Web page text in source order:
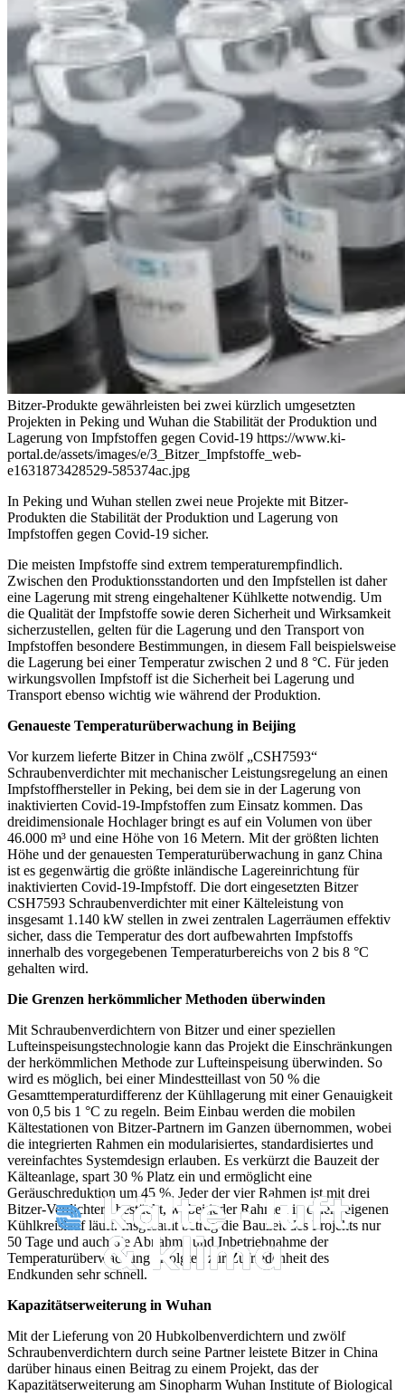
Bitzer-Produkte gewährleisten bei zwei kürzlich umgesetzten
Projekten in Peking und Wuhan die Stabilität der Produktion und
Lagerung von Impfstoffen gegen Covid-19 https://www.ki-
portal.de/assets/images/e/3_Bitzer_Impfstoffe_web-
e1631873428529-585374ac.jpg
In Peking und Wuhan stellen zwei neue Projekte mit Bitzer-
Produkten die Stabilität der Produktion und Lagerung von
Impfstoffen gegen Covid-19 sicher.
Die meisten Impfstoffe sind extrem temperaturempfindlich.
Zwischen den Produktionsstandorten und den Impfstellen ist daher
eine Lagerung mit streng eingehaltener Kühlkette notwendig. Um
die Qualität der Impfstoffe sowie deren Sicherheit und Wirksamkeit
sicherzustellen, gelten für die Lagerung und den Transport von
Impfstoffen besondere Bestimmungen, in diesem Fall beispielsweise
die Lagerung bei einer Temperatur zwischen 2 und 8 °C. Für jeden
wirkungsvollen Impfstoff ist die Sicherheit bei Lagerung und
Transport ebenso wichtig wie während der Produktion.
Genaueste Temperaturüberwachung in Beijing
Vor kurzem lieferte Bitzer in China zwölf „CSH7593“
Schraubenverdichter mit mechanischer Leistungsregelung an einen
Impfstoffhersteller in Peking, bei dem sie in der Lagerung von
inaktivierten Covid-19-Impfstoffen zum Einsatz kommen. Das
dreidimensionale Hochlager bringt es auf ein Volumen von über
46.000 m³ und eine Höhe von 16 Metern. Mit der größten lichten
Höhe und der genauesten Temperaturüberwachung in ganz China
ist es gegenwärtig die größte inländische Lagereinrichtung für
inaktivierten Covid-19-Impfstoff. Die dort eingesetzten Bitzer
CSH7593 Schraubenverdichter mit einer Kälteleistung von
insgesamt 1.140 kW stellen in zwei zentralen Lagerräumen effektiv
sicher, dass die Temperatur des dort aufbewahrten Impfstoffs
innerhalb des vorgegebenen Temperaturbereichs von 2 bis 8 °C
gehalten wird.
Die Grenzen herkömmlicher Methoden überwinden
Mit Schraubenverdichtern von Bitzer und einer speziellen
Lufteinspeisungstechnologie kann das Projekt die Einschränkungen
der herkömmlichen Methode zur Lufteinspeisung überwinden. So
wird es möglich, bei einer Mindestteillast von 50 % die
Gesamttemperaturdifferenz der Kühllagerung mit einer Genauigkeit
von 0,5 bis 1 °C zu regeln. Beim Einbau werden die mobilen
Kältestationen von Bitzer-Partnern im Ganzen übernommen, wobei
die integrierten Rahmen ein modularisiertes, standardisiertes und
vereinfachtes Systemdesign erlauben. Es verkürzt die Bauzeit der
Kälteanlage, spart 30 % Platz ein und ermöglicht eine
Geräuschreduktion um 45 %. Jeder der vier Rahmen ist mit drei
Bitzer-Verdichtern bestückt, wobei jeder Rahmen in einem eigenen
Kühlkreislauf läuft. Insgesamt betrug die Bauzeit des Projekts nur
50 Tage und auch die Abnahme und Inbetriebnahme der
Temperaturüberwachung erfolgten zur Zufriedenheit des
Endkunden sehr schnell.
Kapazitätserweiterung in Wuhan
Mit der Lieferung von 20 Hubkolbenverdichtern und zwölf
Schraubenverdichtern durch seine Partner leistete Bitzer in China
darüber hinaus einen Beitrag zu einem Projekt, das der
Kapazitätserweiterung am Sinopharm Wuhan Institute of Biological